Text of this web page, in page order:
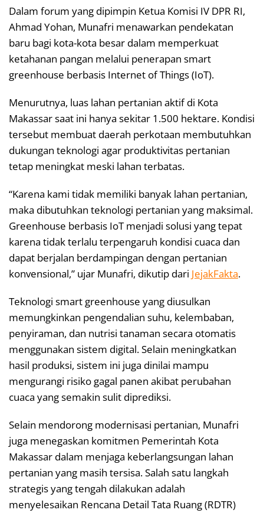
Dalam forum yang dipimpin Ketua Komisi IV DPR RI,
Ahmad Yohan, Munafri menawarkan pendekatan
baru bagi kota-kota besar dalam memperkuat
ketahanan pangan melalui penerapan smart
greenhouse berbasis Internet of Things (IoT).
Menurutnya, luas lahan pertanian aktif di Kota
Makassar saat ini hanya sekitar 1.500 hektare. Kondisi
tersebut membuat daerah perkotaan membutuhkan
dukungan teknologi agar produktivitas pertanian
tetap meningkat meski lahan terbatas.
“Karena kami tidak memiliki banyak lahan pertanian,
maka dibutuhkan teknologi pertanian yang maksimal.
Greenhouse berbasis IoT menjadi solusi yang tepat
karena tidak terlalu terpengaruh kondisi cuaca dan
dapat berjalan berdampingan dengan pertanian
konvensional,” ujar Munafri, dikutip dari JejakFakta.
Teknologi smart greenhouse yang diusulkan
memungkinkan pengendalian suhu, kelembaban,
penyiraman, dan nutrisi tanaman secara otomatis
menggunakan sistem digital. Selain meningkatkan
hasil produksi, sistem ini juga dinilai mampu
mengurangi risiko gagal panen akibat perubahan
cuaca yang semakin sulit diprediksi.
Selain mendorong modernisasi pertanian, Munafri
juga menegaskan komitmen Pemerintah Kota
Makassar dalam menjaga keberlangsungan lahan
pertanian yang masih tersisa. Salah satu langkah
strategis yang tengah dilakukan adalah
menyelesaikan Rencana Detail Tata Ruang (RDTR)